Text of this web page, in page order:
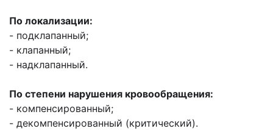
По локализации:
- подклапанный;
- клапанный;
- надклапанный.
По степени нарушения кровообращения:
- компенсированный;
- декомпенсированный (критический).